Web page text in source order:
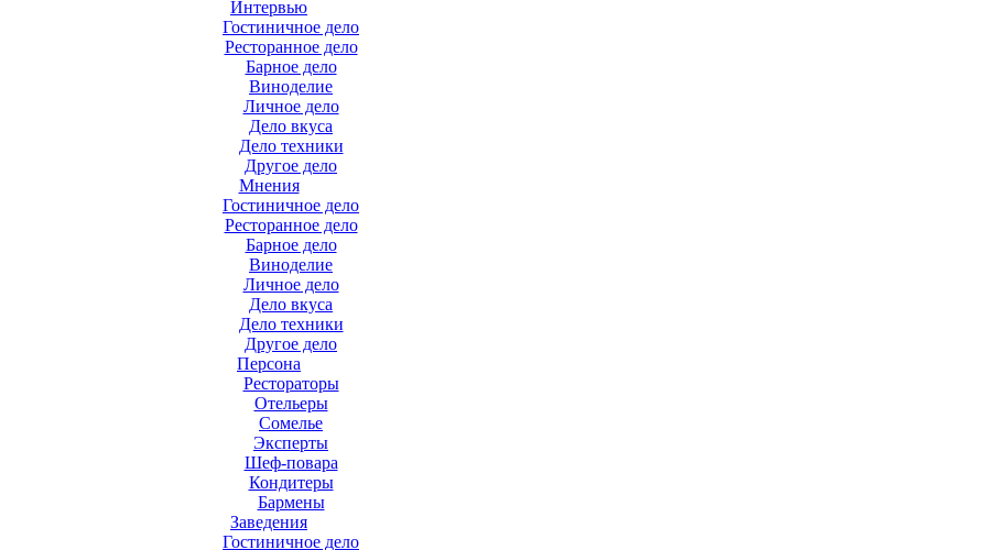
Интервью
Гостиничное дело
Ресторанное дело
Барное дело
Виноделие
Личное дело
Дело вкуса
Дело техники
Другое дело
Мнения
Гостиничное дело
Ресторанное дело
Барное дело
Виноделие
Личное дело
Дело вкуса
Дело техники
Другое дело
Персона
Рестораторы
Отельеры
Сомелье
Эксперты
Шеф-повара
Кондитеры
Бармены
Заведения
Гостиничное дело